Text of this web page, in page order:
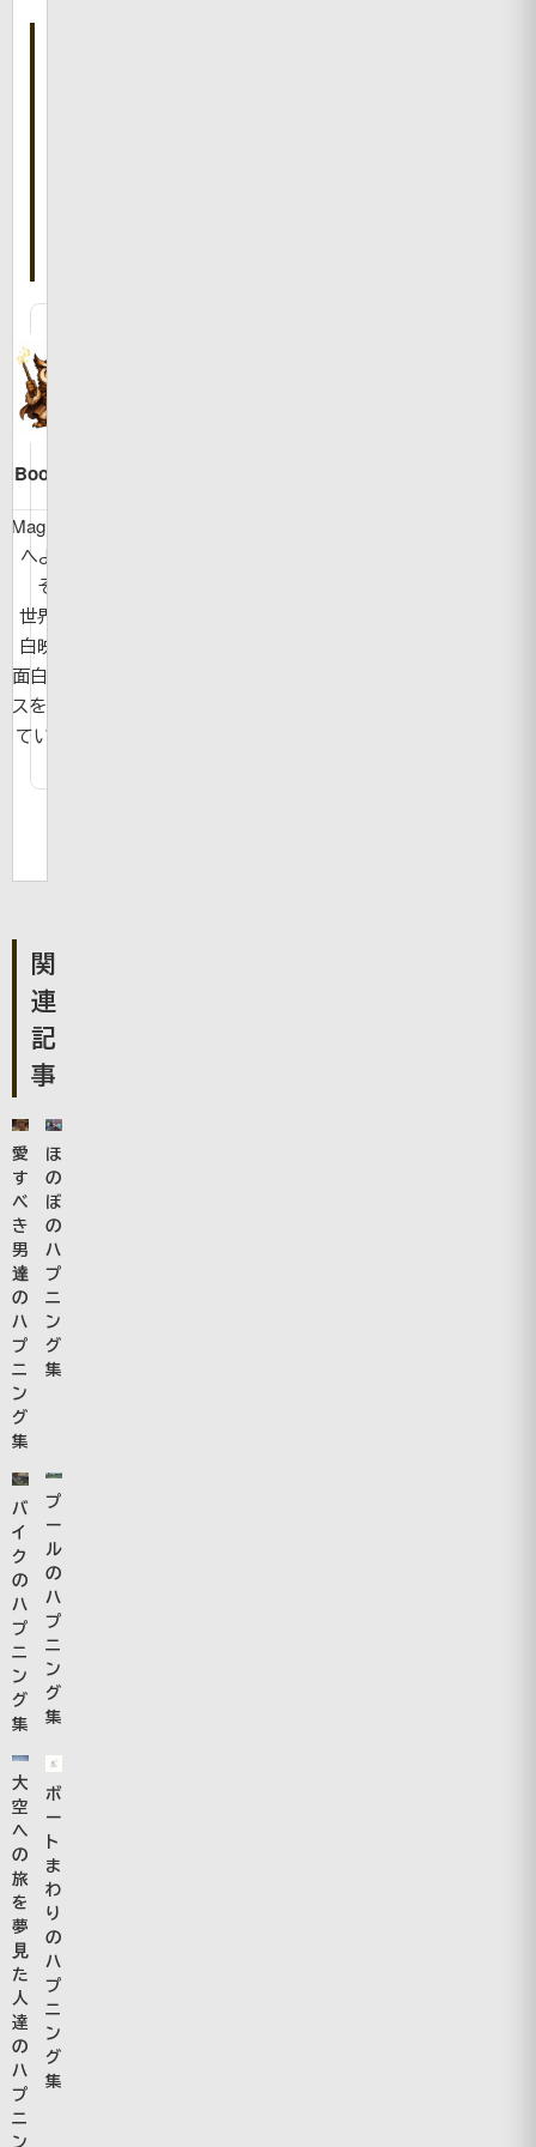
Bookman
MagicBook
へようこ
そ！
世界の面
白映像や
面白ニュー
スを紹介し
ています。
関
連
記
事
愛
す
べ
き
男
達
の
ハ
プ
ニ
ン
グ
集
ほ
の
ぼ
の
ハ
プ
ニ
ン
グ
集
バ
イ
ク
の
ハ
プ
ニ
ン
グ
集
プ
ー
ル
の
ハ
プ
ニ
ン
グ
集
大
空
へ
の
旅
を
夢
見
た
人
達
の
ハ
プ
ニ
ン
ボ
ー
ト
ま
わ
り
の
ハ
プ
ニ
ン
グ
集